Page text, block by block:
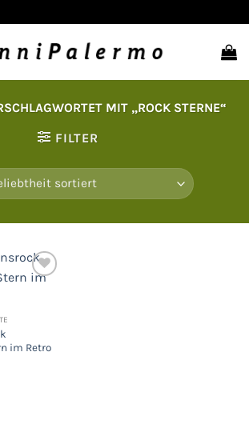
MIT „ROCK STERNE“
FILTER
im Retro